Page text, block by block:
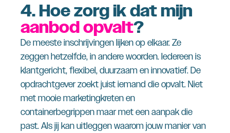
4.Hoe zorg ik dat mijn
aanbod opvalt?
De meeste inschrijvingen lijken op elkaar. Ze
zeggen hetzelfde, in andere woorden. Iedereen is
klantgericht, flexibel, duurzaam en innovatief. De
opdrachtgever zoekt juist iemand die opvalt. Niet
met mooie marketingkreten en
containerbegrippen maar met een aanpak die
past. Als jij kan uitleggen waarom jouw manier van